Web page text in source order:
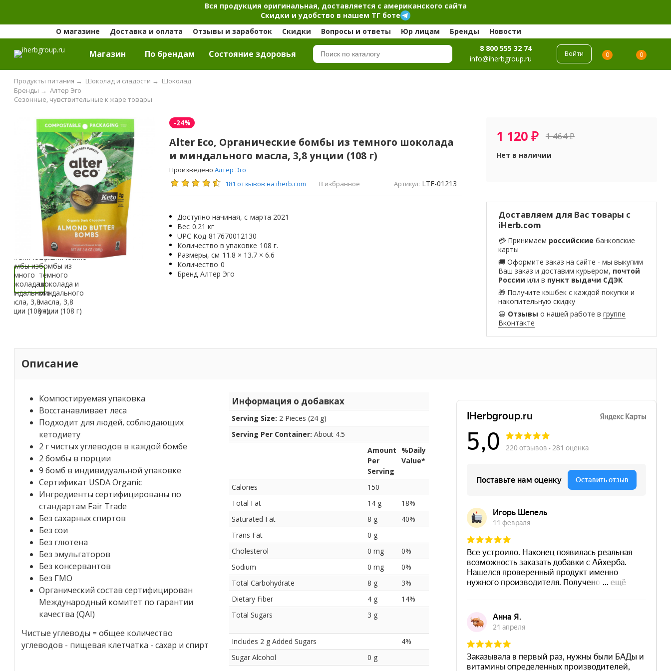
Вся продукция оригинальная, доставляется с американского сайта
Скидки и удобство в нашем ТГ боте
О магазине
Доставка и оплата Отзывы и заработок Скидки Вопросы и ответы Юр лицам Бренды Новости
Магазин По брендам Cостояние здоровья
8 800 555 32 74
info@iherbgroup.ru
Войти 0 0
Продукты питания → Шоколад и сладости → Шоколад
Алтер Эго
Бренды →
Сезонные, чувствительные к жаре товары
-24%
Alter Eco, Органические бомбы из темного шоколада
и миндального масла, 3,8 унции (108 г)
ПроизведеноАлтер Эго
181 отзывов на iherb.com
В избранное Артикул: LTE-01213
Доступно начиная, с марта 2021
Вес 0.21 кг
UPC Код 817670012130
Количество в упаковке 108 г.
Размеры, см 11.8 × 13.7 × 6.6
Количество 0
Бренд Алтер Эго
1 120 ₽ 1 464₽
Нет в наличии
Доставляем для Вас товары с
iHerb.com
💳 Принимаем российские банковские
карты
🚚 Оформите заказ на сайте - мы выкупим
Ваш заказ и доставим курьером, почтой
России или в пункт выдачи СДЭК
🎁 Получите кэшбек с каждой покупки и
накопительную скидку
😀 Отзывы о нашей работе в группе
Вконтакте
Описание
Информация о добавках
Serving Size: 2 Pieces (24 g)
Serving Per Container: About 4.5
Amount
Per
Serving
%Daily
Value*
Calories
150
Total Fat
14 g
18%
Saturated Fat
8 g
40%
Trans Fat
0 g
Cholesterol
0 mg
0%
Sodium
0 mg
0%
Total Carbohydrate
8 g
3%
Dietary Fiber
4 g
14%
Total Sugars
3 g
Includes 2 g Added Sugars
4%
Sugar Alcohol
0 g
Компостируемая упаковка
Восстанавливает леса
Подходит для людей, соблюдающих
кетодиету
2 г чистых углеводов в каждой бомбе
2 бомбы в порции
9 бомб в индивидуальной упаковке
Сертификат USDA Organic
Ингредиенты сертифицированы по
стандартам Fair Trade
Без сахарных спиртов
Без сои
Без глютена
Без эмульгаторов
Без консервантов
Без ГМО
Органический состав сертифицирован
Международный комитет по гарантии
качества (QAI)
Чистые углеводы = общее количество
углеводов - пищевая клетчатка - сахар и спирт